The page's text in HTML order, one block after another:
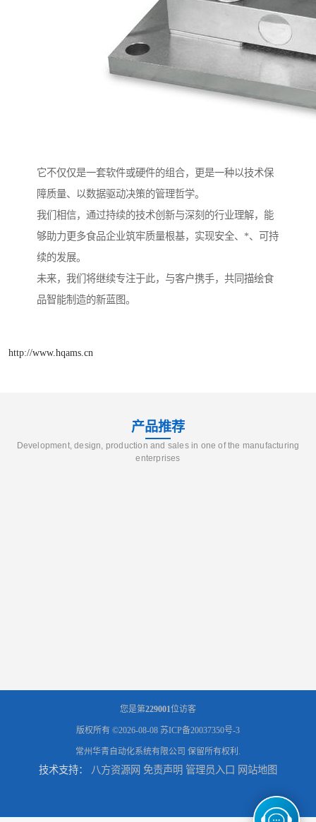
它不仅仅是一套软件或硬件的组合，更是一种以技术保
障质量、以数据驱动决策的管理哲学。
我们相信，通过持续的技术创新与深刻的行业理解，能
够助力更多食品企业筑牢质量根基，实现安全、*、可持
续的发展。
未来，我们将继续专注于此，与客户携手，共同描绘食
品智能制造的新蓝图。
http://www.hqams.cn
产品推荐
Development, design, production and sales in one of the manufacturing
enterprises
您是第229001位访客
版权所有 ©2026-08-08 苏ICP备20037350号-3
常州华青自动化系统有限公司 保留所有权利.
技术支持： 八方资源网 免责声明 管理员入口 网站地图